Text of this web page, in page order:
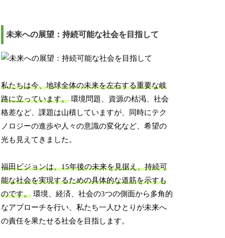
未来への展望：持続可能な社会を目指して
私たちは今、地球全体の未来を左右する重要な岐
路に立っています。 環境問題、資源の枯渇、社会
格差など、課題は山積していますが、同時にテク
ノロジーの進歩や人々の意識の変化など、希望の
光も見えてきました。
福田ビジョンは、15年後の未来を見据え、持続可
能な社会を実現するための具体的な道筋を示すも
のです。 環境、経済、社会の3つの側面から多角的
なアプローチを行い、私たち一人ひとりが未来へ
の責任を果たせる社会を目指します。